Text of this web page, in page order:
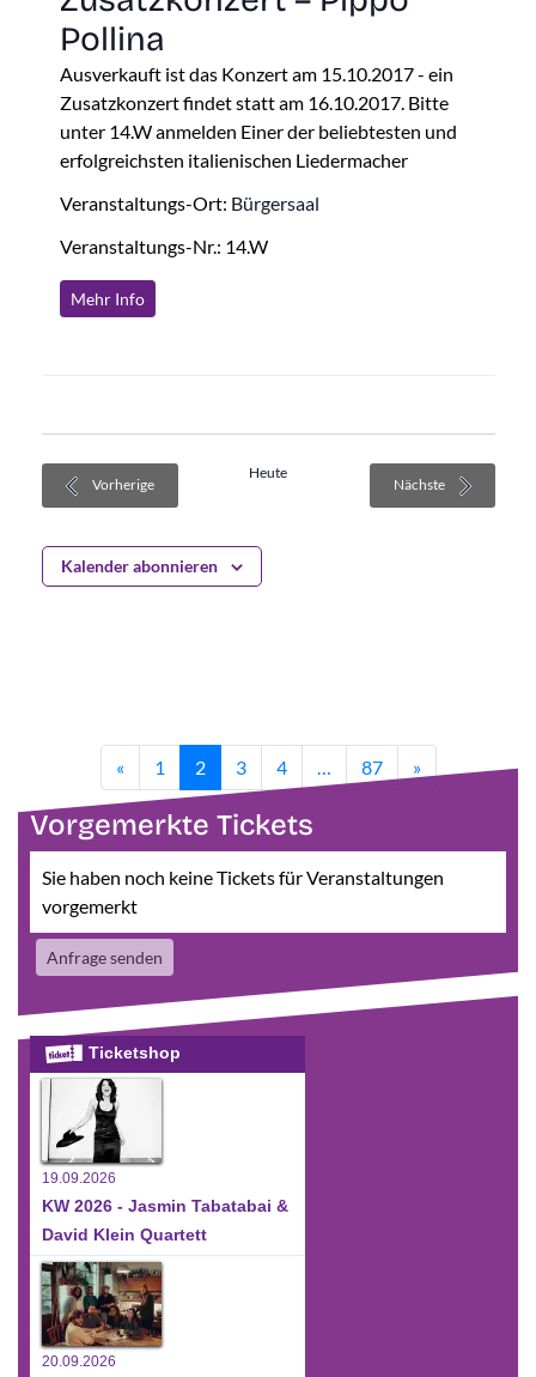
Pollina
Ausverkauft ist das Konzert am 15.10.2017 - ein
Zusatzkonzert findet statt am 16.10.2017. Bitte
unter 14.W anmelden Einer der beliebtesten und
erfolgreichsten italienischen Liedermacher
Veranstaltungs-Ort: Bürgersaal
Veranstaltungs-Nr.: 14.W
Mehr Info
VorherigeVeranstaltungen
Heute
Nächste
Kalender abonnieren
« 1 2 3 4 … 87 »
Vorgemerkte Tickets
Sie haben noch keine Tickets für Veranstaltungen
vorgemerkt
Anfrage senden
Ticketshop
19.09.2026
KW 2026 - Jasmin Tabatabai &
David Klein Quartett
20.09.2026